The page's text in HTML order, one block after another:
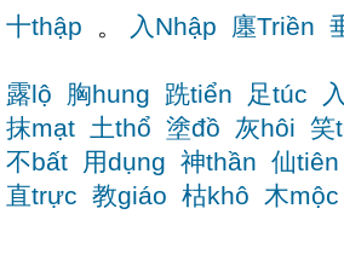
十thập 。 入Nhập 廛Triền
露lộ 胸hung 跣tiển 足túc
抹mạt
土thổ 塗đồ 灰hôi 笑
不bất
用dụng 神thần 仙tiên
直trực 教giáo 枯khô 木mộc